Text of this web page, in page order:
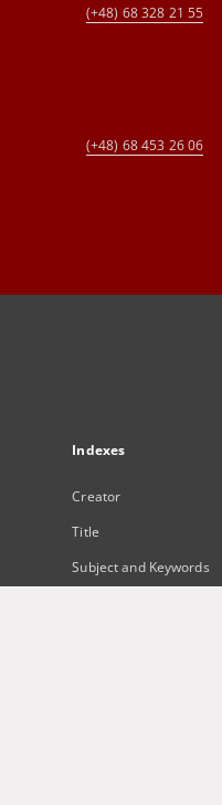
(+48) 68 328 21 55
(+48) 68 453 26 06
Indexes
Creator
Title
Subject and Keywords